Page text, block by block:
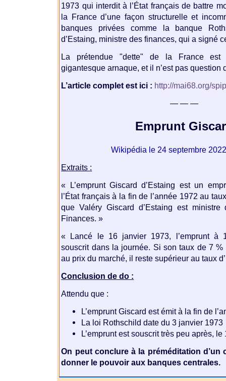
1973 qui interdit à l’État français de battre
la France d’une façon structurelle et
banques privées comme la banque
d’Estaing, ministre des finances, qui a signé
La prétendue "dette" de la France est
gigantesque arnaque, et il n’est pas question
L’article complet est ici : http://mai68.org/
— — —
Emprunt
Wikipédia le 24 septembre
Extraits :
« L’emprunt Giscard d’Estaing est un
l’État français à la fin de l’année 1972 au
que Valéry Giscard d’Estaing est ministre
Finances. »
« Lancé le 16 janvier 1973, l’emprunt à
souscrit dans la journée. Si son taux de 7 %
au prix du marché, il reste supérieur au taux
Conclusion de do :
Attendu que :
L’emprunt Giscard est émit à la fin de
La loi Rothschild date du 3 janvier 1973
L’emprunt est souscrit très peu après,
On peut conclure à la préméditation d’un
donner le pouvoir aux banques centrales.